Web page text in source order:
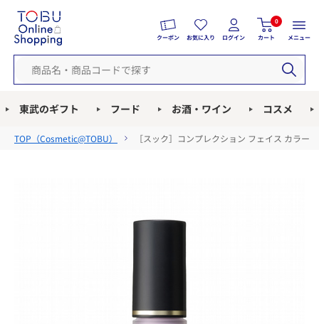
クーポン お気に入り ログイン
0
カート メニュー
東武のギフト フード お酒・ワイン コスメ
TOP（Cosmetic@TOBU） ［スック］コンプレクション フェイス カラー